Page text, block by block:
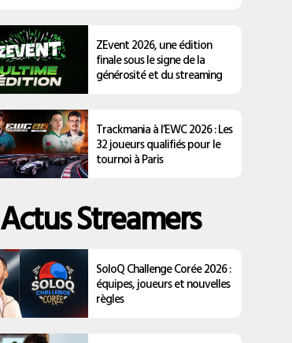
ZEvent 2026, une édition
finale sous le signe de la
générosité et du streaming
Trackmania à l’EWC 2026 : Les
32 joueurs qualifiés pour le
tournoi à Paris
Actus Streamers
SoloQ Challenge Corée 2026 :
équipes, joueurs et nouvelles
règles